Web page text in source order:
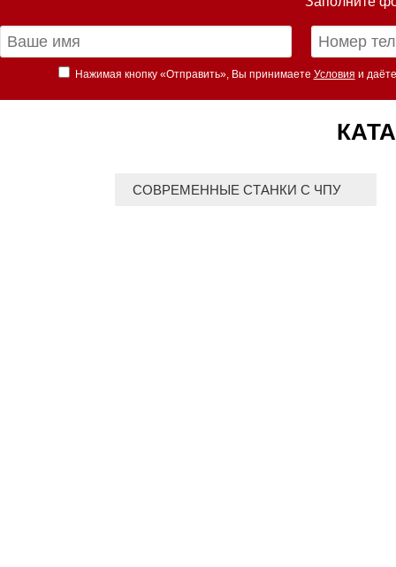
Нажимая кнопку «Отправить», Вы принимаете Условия и
СОВРЕМЕННЫЕ СТАНКИ С ЧПУ